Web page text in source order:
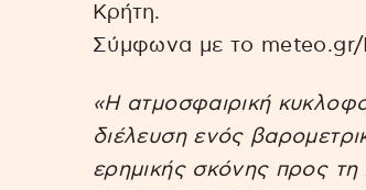
Κρήτη.
Σύμφωνα με το meteo.gr/
«Η ατμοσφαιρική
διέλευση ενός
ερημικής σκόνης προς